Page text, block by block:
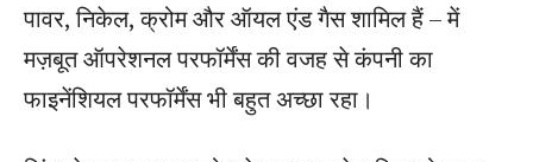
पावर, निकेल, क्रोम और ऑयल एंड गैस शामिल हैं – में
मज़बूत ऑपरेशनल परफॉर्मेंस की वजह से कंपनी का
फाइनेंशियल परफॉर्मेंस भी बहुत अच्छा रहा।